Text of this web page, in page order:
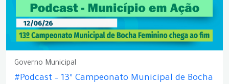
Governo Municipal
#Podcast – 13º Campeonato Municipal de Bocha